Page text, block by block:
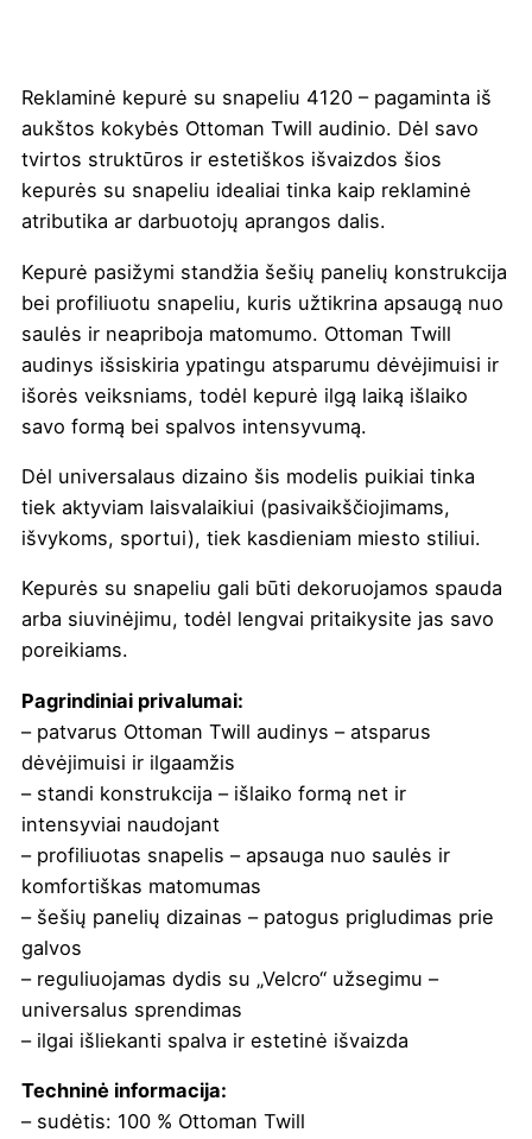
Reklaminė kepurė su snapeliu 4120 – pagaminta iš
aukštos kokybės Ottoman Twill audinio. Dėl savo
tvirtos struktūros ir estetiškos išvaizdos šios
kepurės su snapeliu idealiai tinka kaip reklaminė
atributika ar darbuotojų aprangos dalis.
Kepurė pasižymi standžia šešių panelių konstrukcija
bei profiliuotu snapeliu, kuris užtikrina apsaugą nuo
saulės ir neapriboja matomumo. Ottoman Twill
audinys išsiskiria ypatingu atsparumu dėvėjimuisi ir
išorės veiksniams, todėl kepurė ilgą laiką išlaiko
savo formą bei spalvos intensyvumą.
Dėl universalaus dizaino šis modelis puikiai tinka
tiek aktyviam laisvalaikiui (pasivaikščiojimams,
išvykoms, sportui), tiek kasdieniam miesto stiliui.
Kepurės su snapeliu gali būti dekoruojamos spauda
arba siuvinėjimu, todėl lengvai pritaikysite jas savo
poreikiams.
Pagrindiniai privalumai:
– patvarus Ottoman Twill audinys – atsparus
dėvėjimuisi ir ilgaamžis
– standi konstrukcija – išlaiko formą net ir
intensyviai naudojant
– profiliuotas snapelis – apsauga nuo saulės ir
komfortiškas matomumas
– šešių panelių dizainas – patogus prigludimas prie
galvos
– reguliuojamas dydis su „Velcro“ užsegimu –
universalus sprendimas
– ilgai išliekanti spalva ir estetinė išvaizda
Techninė informacija:
– sudėtis: 100 % Ottoman Twill